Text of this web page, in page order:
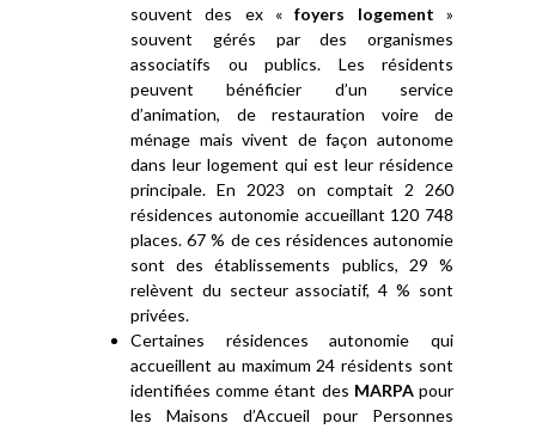
souvent des ex «foyers logement »
souvent gérés par des organismes
associatifs ou publics. Les résidents
peuvent bénéficier d’un service
d’animation, de restauration voire de
ménage mais vivent de façon autonome
dans leur logement qui est leur résidence
principale. En 2023 on comptait 2 260
résidences autonomie accueillant 120 748
places. 67 % de ces résidences autonomie
sont des établissements publics, 29 %
relèvent du secteur associatif, 4 % sont
privées.
Certaines résidences autonomie qui
accueillent au maximum 24 résidents sont
identifiées comme étant des MARPApour
les Maisons d’Accueil pour Personnes